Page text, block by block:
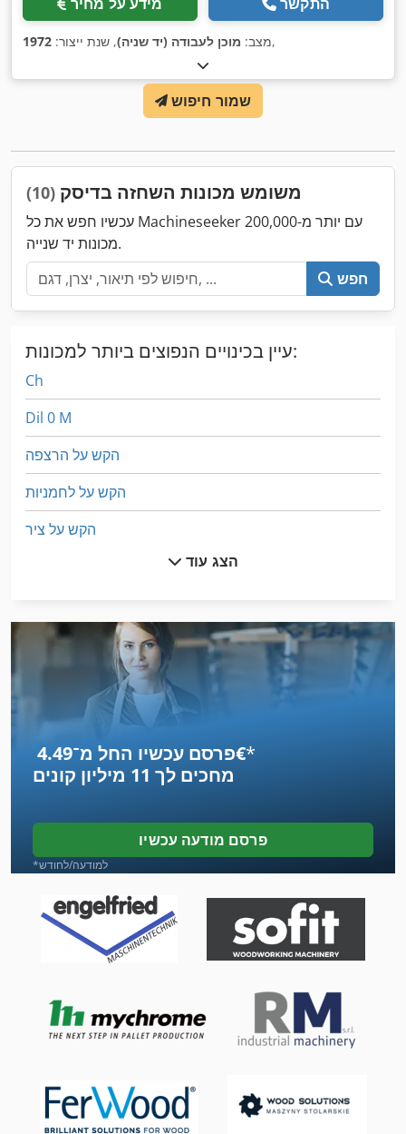
מצב: מוכן לעבודה (יד שניה), שנת ייצור: 1972 ,
שמור חיפוש
משומש מכונות השחזה בדיסק (10)
עכשיו חפש את כל Machineseeker עם יותר מ-200,000
מכונות יד שנייה.
חפש
עיין בכינויים הנפוצים ביותר למכונות:
Ch
Dil 0 M
הקש על הרצפה
הקש על לחמניות
הקש על ציר
מדחס Ff
מכוניות מחוץ לכביש
מכונת כביסה ארגז
מכונת כביסה ומכונת כביסה תעשיית תוכן 30 ק ג
מכונת לישה של בצק
מכונת סגן 200 מ מ
מכונת שחיקה של האגף השן
מכונת תפירה מחט 2
מקדד של המכונות
הצג עוד
פרסם עכשיו החל מ־‏4.49 ‏€*
מחכים לך 11 מיליון קונים
פרסם מודעה עכשיו
*למודעה/לחודש